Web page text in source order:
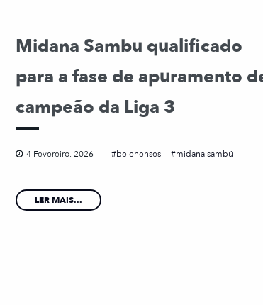
Midana Sambu qualificado
para a fase de apuramento
campeão da Liga 3
4 Fevereiro, 2026 belenenses midana sambú
LER MAIS...